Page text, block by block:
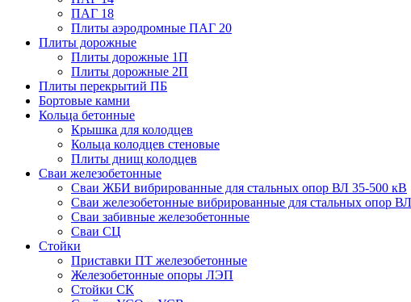
ПАГ 18
Плиты аэродромные ПАГ 20
Плиты дорожные
Плиты дорожные 1П
Плиты дорожные 2П
Плиты перекрытий ПБ
Бортовые камни
Кольца бетонные
Крышка для колодцев
Кольца колодцев стеновые
Плиты днищ колодцев
Сваи железобетонные
Сваи ЖБИ вибрированные для стальных опор ВЛ 35-500 кВ
Сваи железобетонные вибрированные для стальных опор
Сваи забивные железобетонные
Сваи СЦ
Стойки
Приставки ПТ железобетонные
Железобетонные опоры ЛЭП
Стойки СК